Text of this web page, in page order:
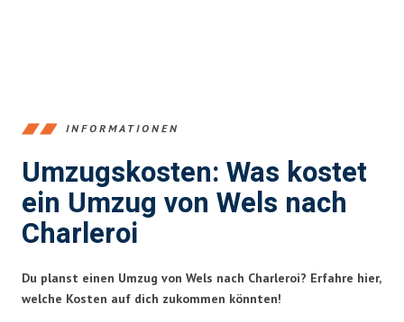
INFORMATIONEN
Umzugskosten: Was kostet
ein Umzug von Wels nach
Charleroi
Du planst einen Umzug von Wels nach Charleroi? Erfahre hier,
welche Kosten auf dich zukommen könnten!